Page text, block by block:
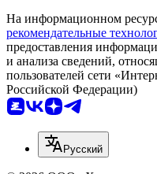
На информационном
рекомендательные
предоставления
и анализа сведений,
пользователей сети
Российской Федерации)
Русский